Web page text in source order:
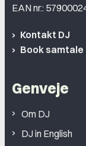
EAN nr.:
Kontakt DJ
Book samtale
Genveje
Om DJ
DJ in English